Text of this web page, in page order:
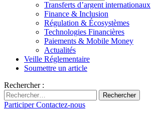
Transferts d’argent internationaux
Finance & Inclusion
Régulation & Écosystèmes
Technologies Financières
Paiements & Mobile Money
Actualités
Veille Réglementaire
Soumettre un article
Rechercher :
Rechercher
ParticiperContactez-nous